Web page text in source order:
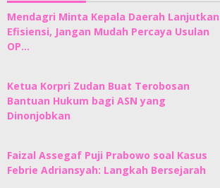
Mendagri Minta Kepala Daerah Lanjutkan
Efisiensi, Jangan Mudah Percaya Usulan
OP…
Ketua Korpri Zudan Buat Terobosan
Bantuan Hukum bagi ASN yang
Dinonjobkan
Faizal Assegaf Puji Prabowo soal Kasus
Febrie Adriansyah: Langkah Bersejarah